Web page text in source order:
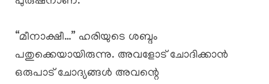
“മീനാക്ഷീ…” ഹരിയുടെ ശബ്ദം
പതുക്കെയായിരുന്നു. അവളോട് ചോദിക്കാൻ
ഒരുപാട് ചോദ്യങ്ങൾ അവന്റെ